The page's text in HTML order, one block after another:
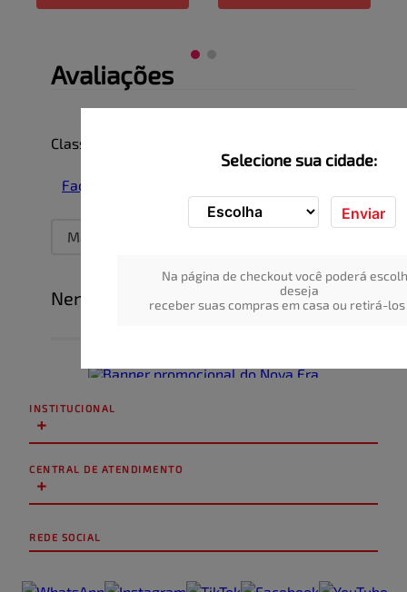
Selecione sua cidade:
Enviar
Na página de checkout você poderá
deseja
receber suas compras em casa ou retirá-
Avaliações
☆☆☆☆☆
Classificação média: 0
Faça login para escrever uma avaliação.
Mais recentes
Nenhuma avaliação
INSTITUCIONAL
+
CENTRAL DE ATENDIMENTO
+
REDE SOCIAL